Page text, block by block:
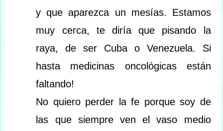
y que aparezca un mesías. Estamos
muy cerca, te diría que pisando la
raya, de ser Cuba o Venezuela. Si
hasta medicinas oncológicas están
faltando!
No quiero perder la fe porque soy de
las que siempre ven el vaso medio